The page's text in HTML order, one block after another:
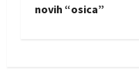
t
novih “osica”